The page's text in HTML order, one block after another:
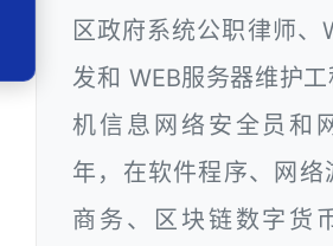
区政府系统公职律师、
发和 WEB服务器维护
机信息网络安全员和
年，在软件程序、网络
商务、区块链数字货